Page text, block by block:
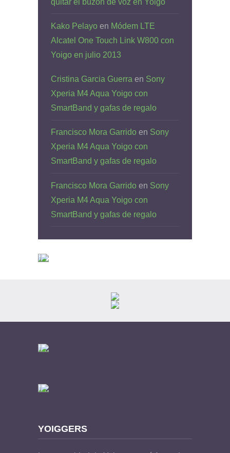
Kako Pelayo en Módem LTE
Alcatel One Touch Link W800 con
Yoigo en julio 2013
Cristina Garcia Guerra en Sony
Xperia M4 Aqua Yoigo con
SmartBand y gafas de regalo
Francisco Mora Garrido en Sony
Xperia M4 Aqua Yoigo con
SmartBand y gafas de regalo
Francisco Mora Garrido en Sony
Xperia M4 Aqua Yoigo con
SmartBand y gafas de regalo
YOIGGERS